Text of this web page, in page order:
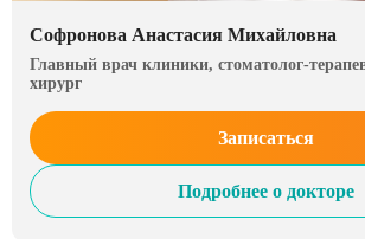
Софронова Анастасия Михайловна
Главный врач клиники, стоматолог-
хирург
Записаться
Подробнее о докторе